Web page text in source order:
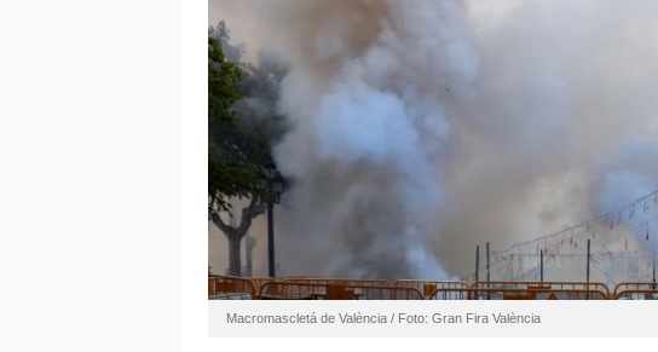
Macromascletá de València / Foto: Gran Fira València